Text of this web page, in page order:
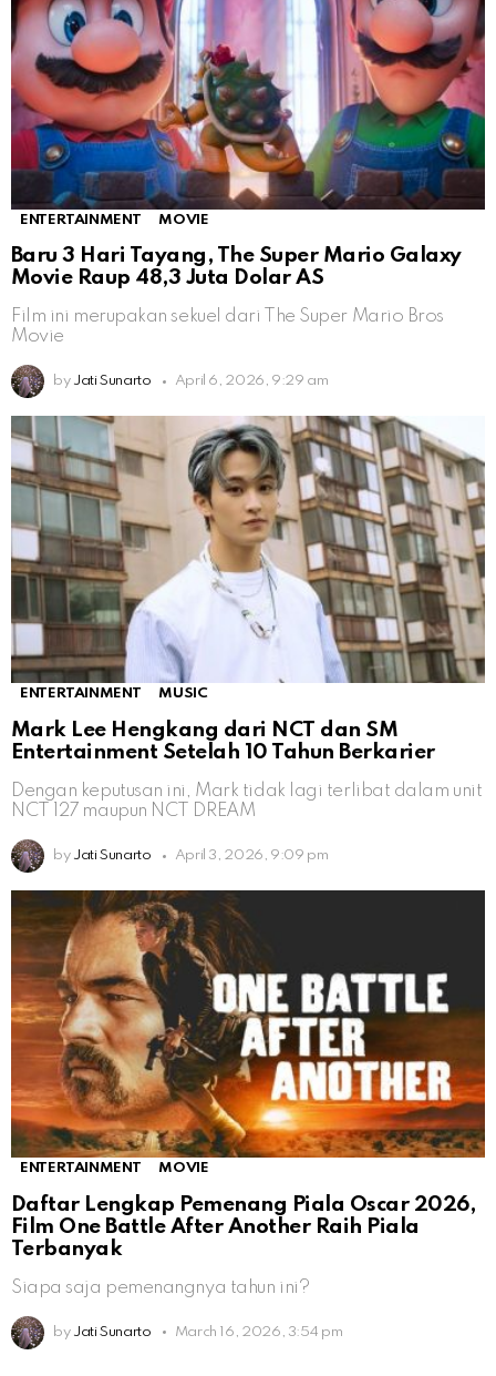
ENTERTAINMENT MOVIE
Baru 3 Hari Tayang, The Super Mario Galaxy
Movie Raup 48,3 Juta Dolar AS
Film ini merupakan sekuel dari The Super Mario Bros
Movie
by Jati Sunarto April 6, 2026, 9:29 am
ENTERTAINMENT MUSIC
Mark Lee Hengkang dari NCT dan SM
Entertainment Setelah 10 Tahun Berkarier
Dengan keputusan ini, Mark tidak lagi terlibat dalam unit
NCT 127 maupun NCT DREAM
by Jati Sunarto April 3, 2026, 9:09 pm
ENTERTAINMENT MOVIE
Daftar Lengkap Pemenang Piala Oscar 2026,
Film One Battle After Another Raih Piala
Terbanyak
Siapa saja pemenangnya tahun ini?
by Jati Sunarto March 16, 2026, 3:54 pm